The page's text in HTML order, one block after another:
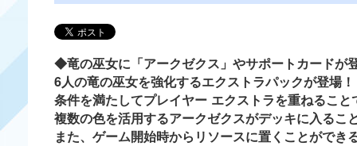
◆竜の巫女に「アークゼクス」やサポートカードが
6人の竜の巫女を強化するエクストラパックが登場！
条件を満たしてプレイヤー エクストラを重ねるこ
複数の色を活用するアークゼクスがデッキに入る
また、ゲーム開始時からリソースに置くことがで